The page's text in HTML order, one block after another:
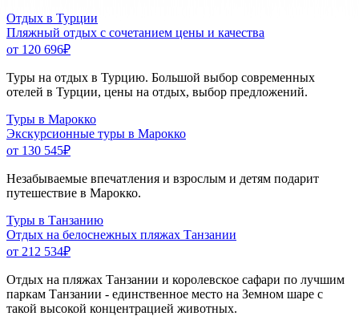
Отдых в Турции
Пляжный отдых с сочетанием цены и качества
от 120 696₽
Туры на отдых в Турцию. Большой выбор современных
отелей в Турции, цены на отдых, выбор предложений.
Туры в Марокко
Экскурсионные туры в Марокко
от 130 545₽
Незабываемые впечатления и взрослым и детям подарит
путешествие в Марокко.
Туры в Танзанию
Отдых на белоснежных пляжах Танзании
от 212 534₽
Отдых на пляжах Танзании и королевское сафари по лучшим
паркам Танзании - единственное место на Земном шаре с
такой высокой концентрацией животных.